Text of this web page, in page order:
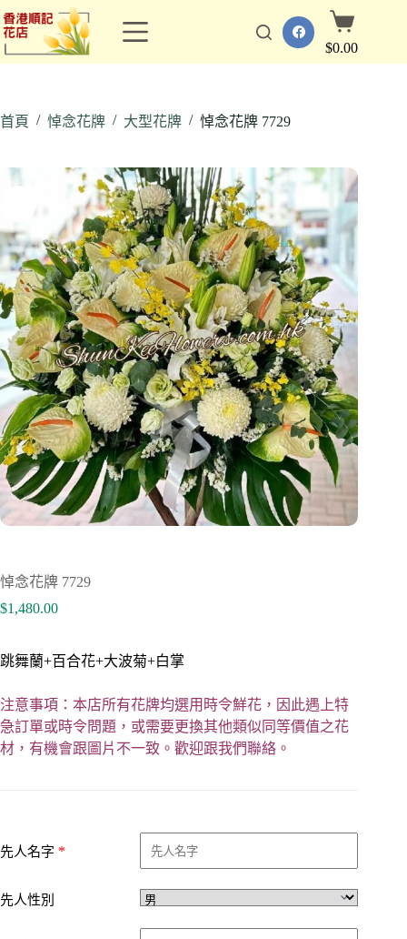
跳
至
主
容
購
物
車
$0.00
首頁 / 悼念花牌 / 大型花牌 / 悼念花牌 7729
悼念花牌 7729
$1,480.00
跳舞蘭+百合花+大波菊+白掌
注意事項：本店所有花牌均選用時令鮮花，因此遇上特
急訂單或時令問題，或需要更換其他類似同等價值之花
材，有機會跟圖片不一致。歡迎跟我們聯絡。
先人名字 *
先人性別